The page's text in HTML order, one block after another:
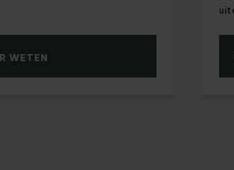
WETEN